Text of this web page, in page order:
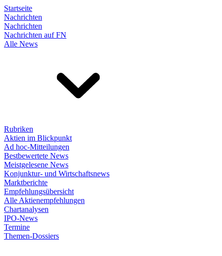
Startseite
Nachrichten
Nachrichten
Nachrichten auf FN
Alle News
Rubriken
Aktien im Blickpunkt
Ad hoc-Mitteilungen
Bestbewertete News
Meistgelesene News
Konjunktur- und Wirtschaftsnews
Marktberichte
Empfehlungsübersicht
Alle Aktienempfehlungen
Chartanalysen
IPO-News
Termine
Themen-Dossiers